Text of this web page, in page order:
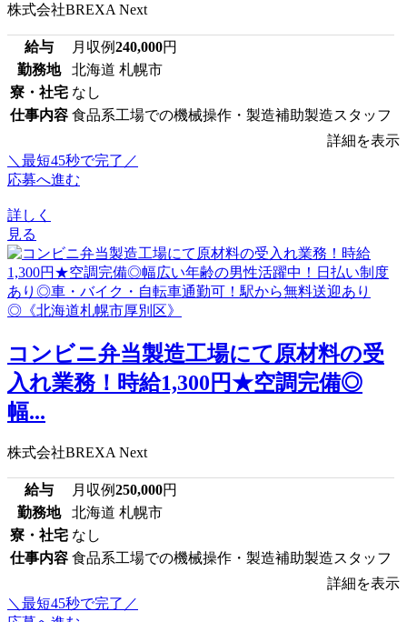
株式会社BREXA Next
給与 月収例240,000円
勤務地
北海道 札幌市
寮・社宅 なし
仕事内容 食品系工場での機械操作・製造補助製造スタッフ
詳細を表示
＼最短45秒で完了／
応募へ進む
詳しく
見る
コンビニ弁当製造工場にて原材料の受
入れ業務！時給1,300円★空調完備◎
幅...
株式会社BREXA Next
給与 月収例250,000円
勤務地
北海道 札幌市
寮・社宅 なし
仕事内容 食品系工場での機械操作・製造補助製造スタッフ
詳細を表示
＼最短45秒で完了／